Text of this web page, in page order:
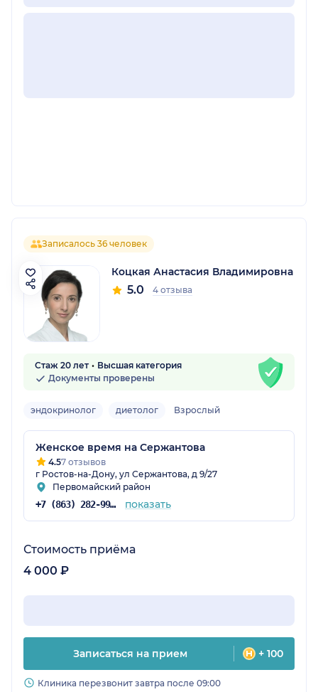
Записалось 36 человек
Коцкая Анастасия Владимировна
5.0 4 отзыва
Стаж 20 лет
Высшая категория
Документы проверены
эндокринолог диетолог Взрослый
Женское время на Сержантова
4.57 отзывов
г Ростов-на-Дону, ул Сержантова, д 9/27
Первомайский район
+7 (863) 282-99-43 показать
Стоимость приёма
4 000 ₽
Записаться на прием + 100
Клиника перезвонит завтра после 09:00